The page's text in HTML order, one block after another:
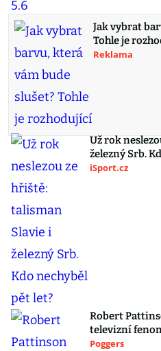
Jak vybrat
Tohle je
Reklama
Už rok
železný Srb.
iSport.cz
Robert
televizní
Poggers